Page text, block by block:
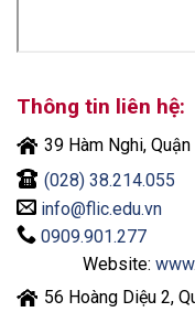
Thông tin liên hệ:
39 Hàm Nghi, Quận
(028) 38.214.055
info@flic.edu.vn
0909.901.277
Website:
56 Hoàng Diệu 2,